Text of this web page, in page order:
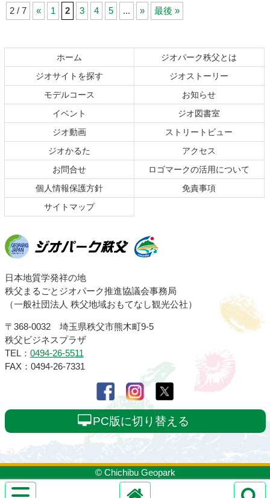
2 / 7 « 1 2 3 4 5 ... »
最後 »
ン
文
へ
の
へ
ホーム
ジオパーク秩父とは
ジオサイトを探す
ジオストーリー
モデルコース
お知らせ
イベント
ジオ図書室
ジオ動画
ストリートビュー
ジオかるた
アクセス
お問合せ
ロゴマークの活用について
個人情報保護方針
免責事項
サイトマップ
ジオパーク秩父
日本地質学発祥の地
秩父まるごとジオパーク推進協議会事務局
（一般社団法人 秩父地域おもてなし観光公社）
〒368-0032 埼玉県秩父市熊木町9-5
秩父ビジネスプラザ
TEL： 0494-26-5511
FAX：0494-26-7331
PC版に切り替える
© Chichibu Geopark
サ